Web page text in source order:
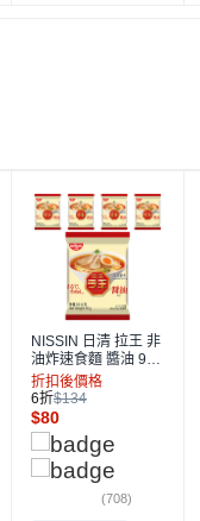
NISSIN 日清 拉王 非
油炸速食麵 醬油 95
g, 5包
折扣後價格
6折$134
$80
(708)